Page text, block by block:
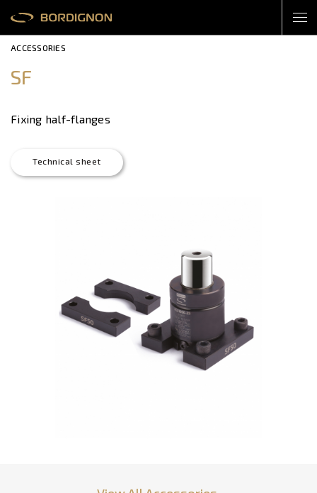
ACCESSORIES
SF
Fixing half-flanges
Technical sheet